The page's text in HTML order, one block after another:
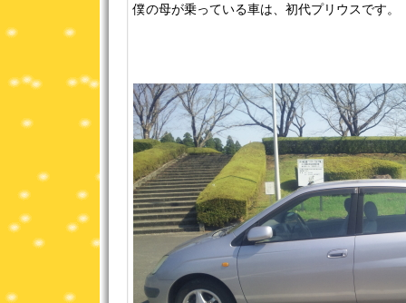
僕の母が乗っている車は、初代プリウスです。